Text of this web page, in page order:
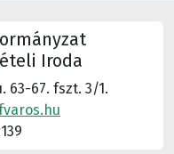
Iroda
63-67. fszt. 3/1.